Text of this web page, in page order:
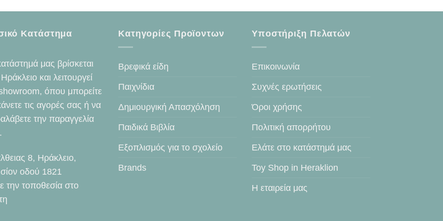
Κατάστημα
μας βρίσκεται
και λειτουργεί
όπου μπορείτε
τις αγορές σας ή να
την παραγγελία
8, Ηράκλειο,
οδού 1821
την τοποθεσία στο
Κατηγορίες Προϊοντων
Βρεφικά είδη
Παιχνίδια
Δημιουργική Απασχόληση
Παιδικά Βιβλία
Εξοπλισμός για το σχολείο
Brands
Υποστήριξη Πελατών
Επικοινωνία
Συχνές ερωτήσεις
Όροι χρήσης
Πολιτική απορρήτου
Ελάτε στο κατάστημά μας
Toy Shop in Heraklion
Η εταιρεία μας